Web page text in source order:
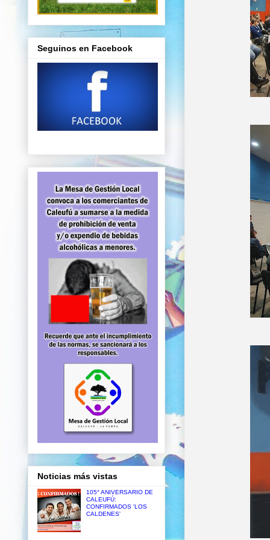
Seguinos en Facebook
Noticias más vistas
105° ANIVERSARIO DE
CALEUFÚ:
CONFIRMADOS 'LOS
CALDENES'